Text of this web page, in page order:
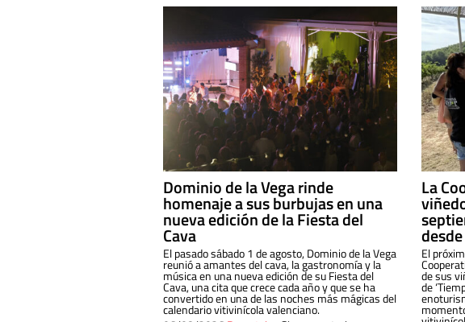
Dominio de la Vega rinde
homenaje a sus burbujas en una
nueva edición de la Fiesta del
Cava
El pasado sábado 1 de agosto, Dominio de la Vega
reunió a amantes del cava, la gastronomía y la
música en una nueva edición de su Fiesta del
Cava, una cita que crece cada año y que se ha
convertido en una de las noches más mágicas del
calendario vitivinícola valenciano.
La
El
de sus
de